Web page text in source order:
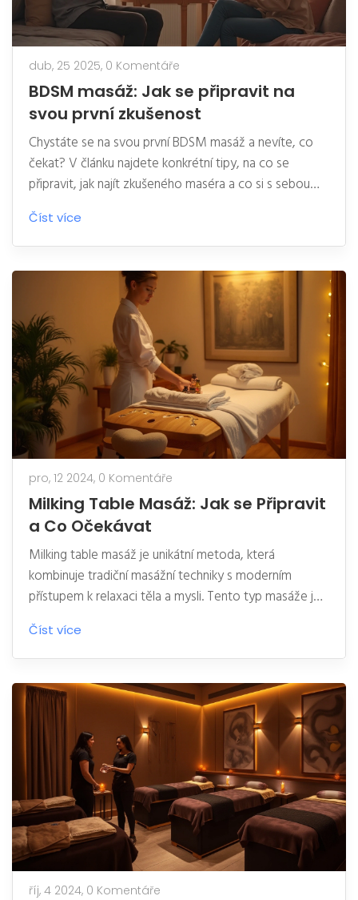
dub, 25 2025, 0 Komentáře
BDSM masáž: Jak se připravit na
svou první zkušenost
Chystáte se na svou první BDSM masáž a nevíte, co
čekat? V článku najdete konkrétní tipy, na co se
připravit, jak najít zkušeného maséra a co si s sebou
vzít. Dozvíte se, proč je komunikace klíčová a jak
zvládnout stud nebo nervozitu. Jednoduše a jasně, ať
svojí první zkušenost zvládnete v klidu a bezpečně.
Číst více
pro, 12 2024, 0 Komentáře
Milking Table Masáž: Jak se Připravit
a Co Očekávat
Milking table masáž je unikátní metoda, která
kombinuje tradiční masážní techniky s moderním
přístupem k relaxaci těla a mysli. Tento typ masáže je
ideální pro ty, kteří hledají nové způsoby, jak odbourat
stres a najít hlubokou relaxaci. Před návštěvou je
dobré se pečlivě připravit a vědět, co může být
součástí seance. Pomůže to maximalizovat prožitek a
zajistit, že svoji návštěvu opravdu využijete naplno.
Číst více
říj, 4 2024, 0 Komentáře